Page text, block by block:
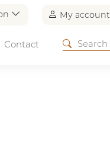
My account
Contact